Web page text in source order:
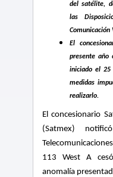
del satélite,
las
Comunicación
El
presente año
iniciado el 25
medidas
realizarlo.
El concesionario
(Satmex)
113 West A
anomalía